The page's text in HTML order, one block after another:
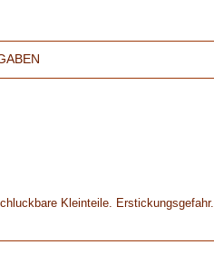
Kleinteile. Erstickungsgefahr.